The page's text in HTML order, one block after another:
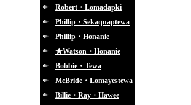
Robert・Lomadapki
Phillip・Sekaquaptewa
Phillip・Honanie
★Watson・Honanie
Bobbie・Tewa
McBride・Lomayestewa
Billie・Ray・Hawee